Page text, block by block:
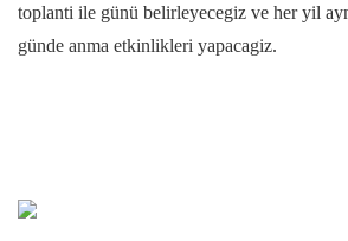
toplanti ile günü belirleyecegiz ve her yil
günde anma etkinlikleri yapacagiz.